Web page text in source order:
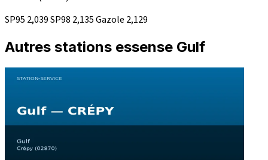
SP95 2,039SP98 2,135Gazole 2,129
Autres stations essense Gulf